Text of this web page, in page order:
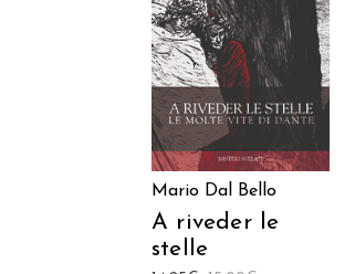
AGGIUNGI AL
CARRELLO
Mario Dal Bello
A riveder le
stelle